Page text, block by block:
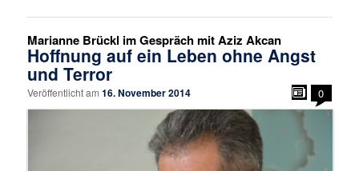
Marianne Brückl im Gespräch mit Aziz Akcan
Hoffnung auf ein Leben ohne Angst
und Terror
Veröffentlicht am16. November 2014 0